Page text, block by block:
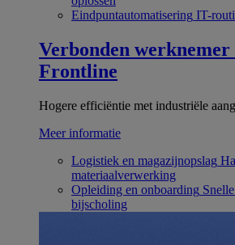
Eindpuntautomatisering IT-
Verbonden werknemer
Frontline
Hogere efficiëntie met industriële
Meer informatie
Logistiek en magazijnopslag
materiaalverwerking
Opleiding en onboarding
bijscholing